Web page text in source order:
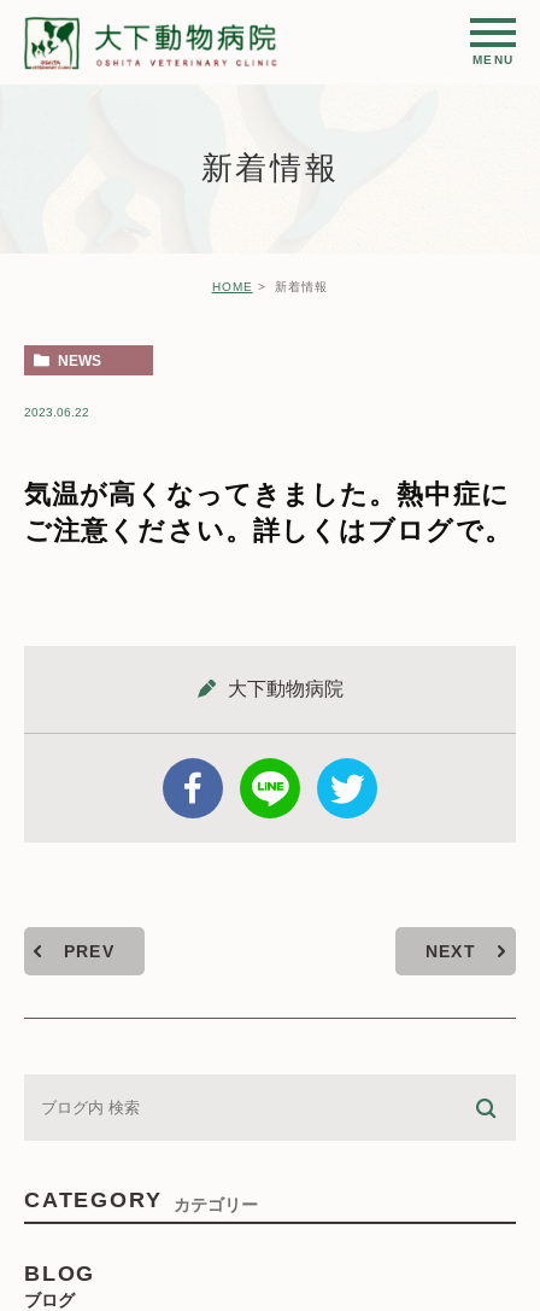
新着情報
HOME 新着情報
NEWS
2023.06.22
気温が高くなってきました。熱中症に
ご注意ください。詳しくはブログで。
大下動物病院
PREV NEXT
CATEGORY カテゴリー
BLOG
ブログ